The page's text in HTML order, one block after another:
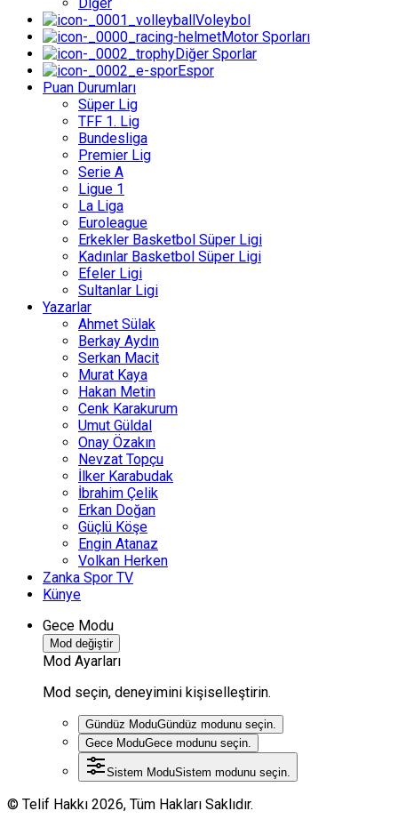
Voleybol
Motor Sporları
Diğer Sporlar
Espor
Puan Durumları
Süper Lig
TFF 1. Lig
Bundesliga
Premier Lig
Serie A
Ligue 1
La Liga
Euroleague
Erkekler Basketbol Süper Ligi
Kadınlar Basketbol Süper Ligi
Efeler Ligi
Sultanlar Ligi
Yazarlar
Ahmet Sülak
Berkay Aydın
Serkan Macit
Murat Kaya
Hakan Metin
Cenk Karakurum
Umut Güldal
Onay Özakın
Nevzat Topçu
İlker Karabudak
İbrahim Çelik
Erkan Doğan
Güçlü Köşe
Engin Atanaz
Volkan Herken
Zanka Spor TV
Künye
Gece Modu
Mod değiştir
Mod Ayarları
Mod seçin, deneyimini kişiselleştirin.
Gündüz ModuGündüz modunu seçin.
Gece ModuGece modunu seçin.
Sistem ModuSistem modunu seçin.
© Telif Hakkı 2026, Tüm Hakları Saklıdır.